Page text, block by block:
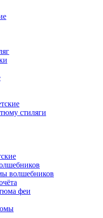
стиляги
волшебников
феи